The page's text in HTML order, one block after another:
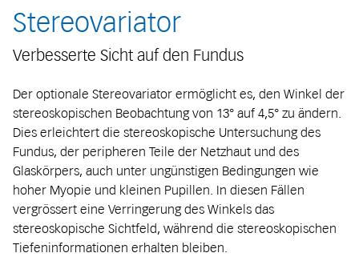
Stereovariator
Verbesserte Sicht auf den Fundus
Der optionale Stereovariator ermöglicht es, den Winkel der
stereoskopischen Beobachtung von 13° auf 4,5° zu ändern.
Dies erleichtert die stereoskopische Untersuchung des
Fundus, der peripheren Teile der Netzhaut und des
Glaskörpers, auch unter ungünstigen Bedingungen wie
hoher Myopie und kleinen Pupillen. In diesen Fällen
vergrössert eine Verringerung des Winkels das
stereoskopische Sichtfeld, während die stereoskopischen
Tiefeninformationen erhalten bleiben.